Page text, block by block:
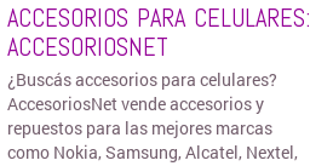
ACCESORIOS PARA CELULARES:
ACCESORIOSNET
¿Buscás accesorios para celulares?
AccesoriosNet vende accesorios y
repuestos para las mejores marcas
como Nokia, Samsung, Alcatel, Nextel,